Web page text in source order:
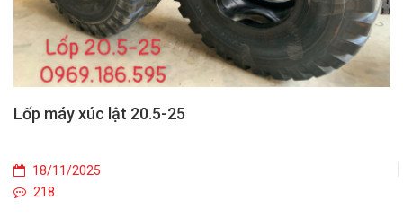
Lốp máy xúc lật 20.5-25
18/11/2025
218